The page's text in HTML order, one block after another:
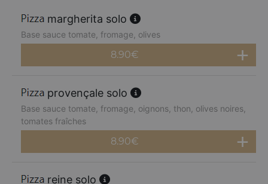
margherita solo
Base sauce tomate, fromage, olives
8.90€
provençale solo
Base sauce tomate, fromage, oignons, thon, olives noires,
tomates fraîches
8.90€
reine solo